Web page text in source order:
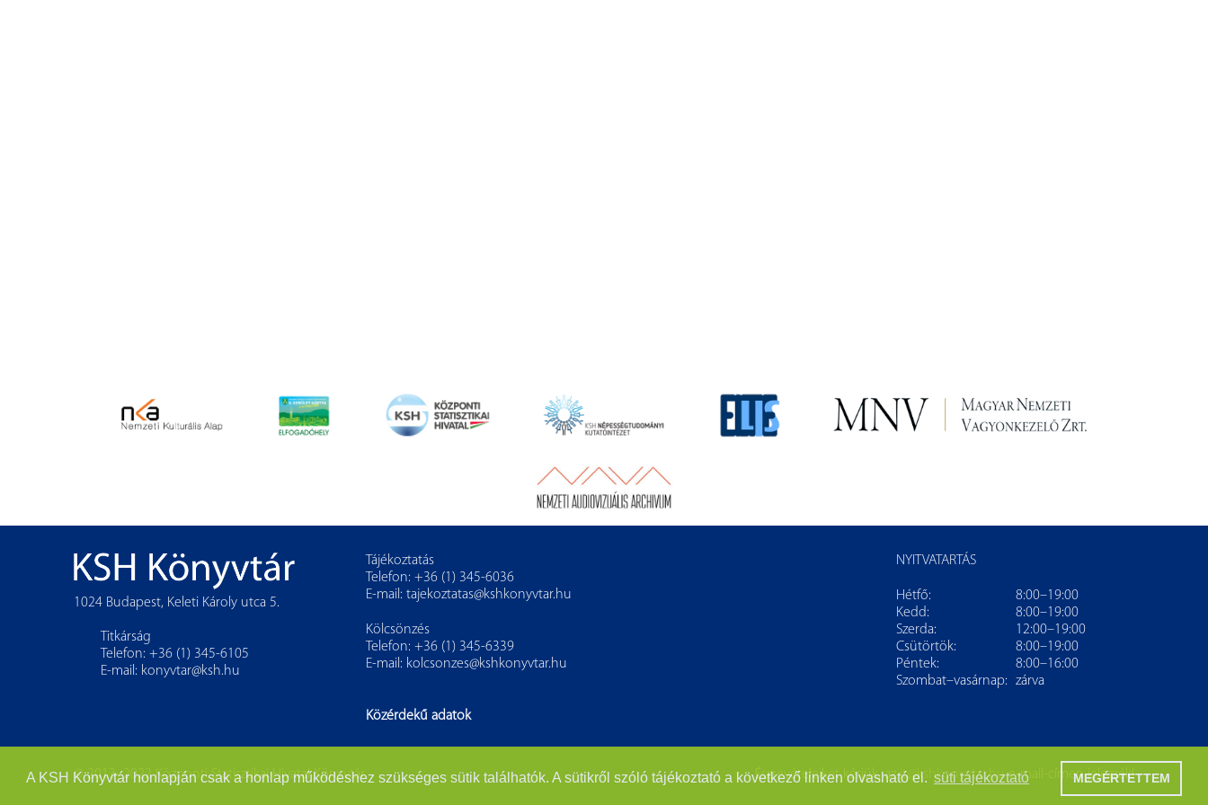
A KSH Könyvtár honlapján csak a honlap működéshez szükséges sütik találhatók. A sütikről szóló tájékoztató a következő linken olvasható el. süti tájékoztató MEGÉRTETTEM
1024 Budapest, Keleti Károly utca 5.
Titkárság
Telefon: +36 (1) 345-6105
E-mail: konyvtar@ksh.hu
Tájékoztatás
Telefon: +36 (1) 345-6036
E-mail: tajekoztatas@kshkonyvtar.hu
Kölcsönzés
Telefon: +36 (1) 345-6339
E-mail: kolcsonzes@kshkonyvtar.hu
Közérdekű adatok
NYITVATARTÁS
Hétfő:
8:00–19:00
Kedd:
8:00–19:00
Szerda:
12:00–19:00
Csütörtök:
8:00–19:00
Péntek:
8:00–16:00
Szombat–vasárnap:
zárva
© 2013–2022 Központi Statisztikai Hivatal Könyvtár Észrevételeiket kérjük, azit@kshkonyvtar.hue-mail-címen jelezzék!